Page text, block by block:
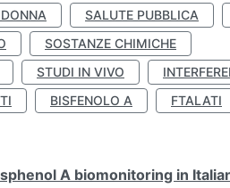
SALUTE PUBBLICA
SOSTANZE CHIMICHE
STUDI IN VIVO
BISFENOLO A
FTALATI
A biomonitoring in